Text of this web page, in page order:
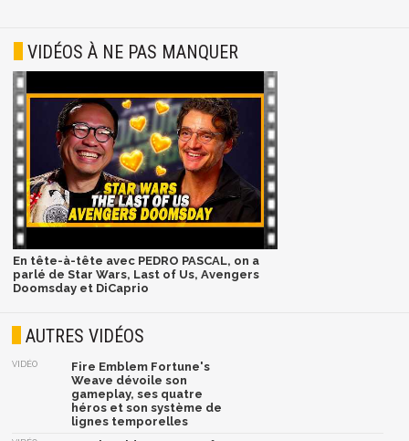
VIDÉOS À NE PAS MANQUER
En tête-à-tête avec PEDRO PASCAL, on a
parlé de Star Wars, Last of Us, Avengers
Doomsday et DiCaprio
AUTRES VIDÉOS
VIDÉO
Fire Emblem Fortune's
Weave dévoile son
gameplay, ses quatre
héros et son système de
lignes temporelles